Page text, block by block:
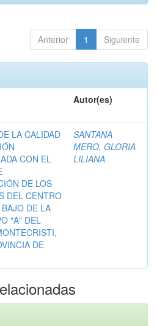
Anterior 1 Siguiente
Autor(es)
LA CALIDAD
CON EL
DE LOS
DEL CENTRO
DE LA
"A" DEL
DE
SANTANA
MERO, GLORIA
LILIANA